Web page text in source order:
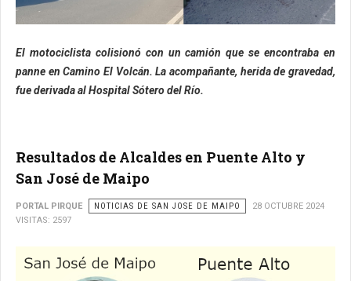
El motociclista colisionó con un camión que se encontraba en
panne en Camino El Volcán. La acompañante, herida de gravedad,
fue derivada al Hospital Sótero del Río.
Resultados de Alcaldes en Puente Alto y
San José de Maipo
PORTAL PIRQUE NOTICIAS DE SAN JOSE DE MAIPO
28 OCTUBRE 2024
VISITAS: 2597